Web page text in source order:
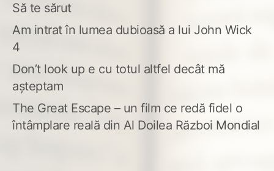
Să te sărut
Am intrat în lumea dubioasă a lui John Wick
4
Don’t look up e cu totul altfel decât mă
așteptam
The Great Escape – un film ce redă fidel o
întâmplare reală din Al Doilea Război Mondial